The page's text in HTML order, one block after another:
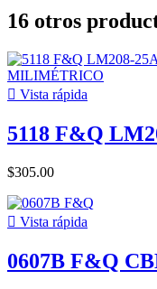
16 otros
 Vista rápida
5118 F&Q
$305.00
 Vista rápida
0607B F&Q